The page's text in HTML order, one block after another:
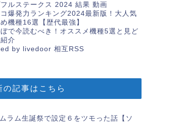
ルステークス 2024 結果 動画
爆発力ランキング2024最新版！大人気
機種16選【歴代最強】
で今読むべき！オススメ機種5選と見ど
介
by livedoor 相互RSS
の記事はこちら
ラム生誕祭で設定６をツモった話【ソ